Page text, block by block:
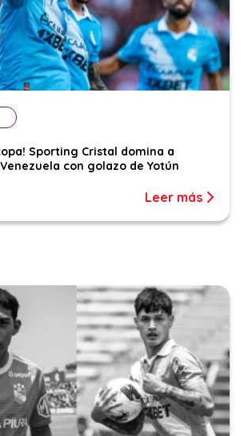
Sporting Cristal domina a
con golazo de Yotún
Leer más